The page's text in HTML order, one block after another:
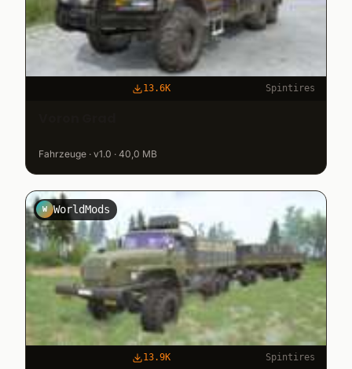
13.6K Spintires
Fahrzeuge · v1.0 · 40,0 MB
W WorldMods
13.9K Spintires